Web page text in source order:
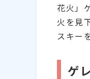
花火」
火を見
スキー
ゲ